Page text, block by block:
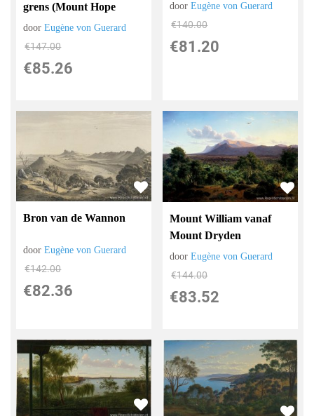
grens (Mount Hope
doorEugène von Guerard
€147.00
€85.26
doorEugène von Guerard
€140.00
€81.20
Bron van de Wannon
doorEugène von Guerard
€142.00
€82.36
Mount William vanaf
Mount Dryden
doorEugène von Guerard
€144.00
€83.52